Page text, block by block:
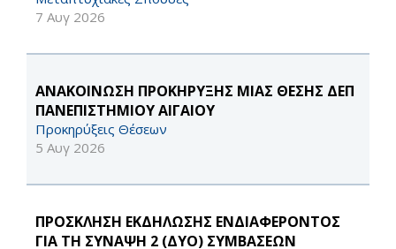
7 Αυγ 2026
ΑΝΑΚΟΙΝΩΣΗ ΠΡΟΚΗΡΥΞΗΣ ΜΙΑΣ ΘΕΣΗΣ ΔΕΠ
ΠΑΝΕΠΙΣΤΗΜΙΟΥ ΑΙΓΑΙΟΥ
Προκηρύξεις Θέσεων
5 Αυγ 2026
ΠΡΟΣΚΛΗΣΗ ΕΚΔΗΛΩΣΗΣ ΕΝΔΙΑΦΕΡΟΝΤΟΣ
ΓΙΑ ΤΗ ΣΥΝΑΨΗ 2 (ΔΥΟ) ΣΥΜΒΑΣΕΩΝ